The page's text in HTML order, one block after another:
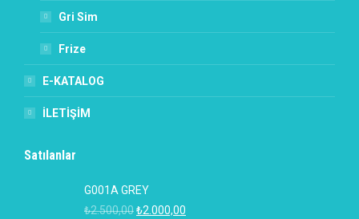
Gri Sim
Frize
E-KATALOG
İLETİŞİM
Satılanlar
G001A GREY
₺2.500,00₺2.000,00